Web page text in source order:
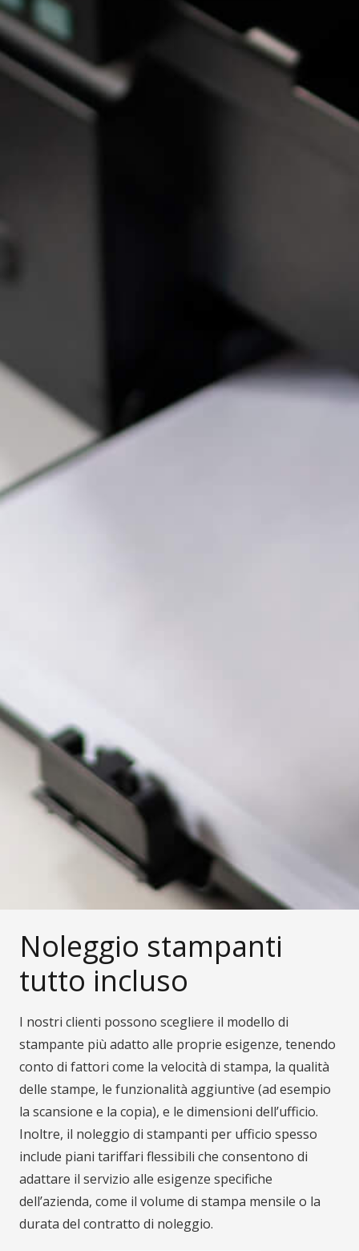
Noleggio stampanti
tutto incluso
I nostri clienti possono scegliere il modello di
stampante più adatto alle proprie esigenze, tenendo
conto di fattori come la velocità di stampa, la qualità
delle stampe, le funzionalità aggiuntive (ad esempio
la scansione e la copia), e le dimensioni dell’ufficio.
Inoltre, il noleggio di stampanti per ufficio spesso
include piani tariffari flessibili che consentono di
adattare il servizio alle esigenze specifiche
dell’azienda, come il volume di stampa mensile o la
durata del contratto di noleggio.